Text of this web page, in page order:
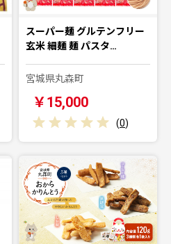
スーパー麺 グルテンフリー
玄米 細麺 麺 パスタ…
宮城県丸森町
￥15,000
(0)